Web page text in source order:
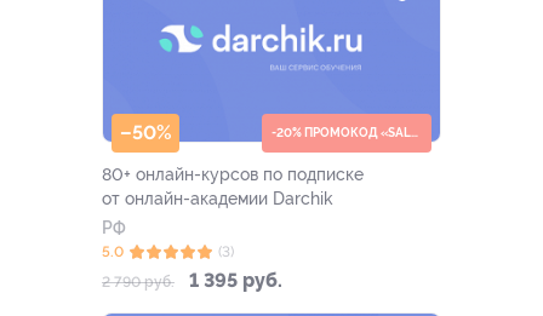
–50%
80+ онлайн-курсов по подписке
от онлайн-академии Darchik
РФ
2 790 руб. 1 395 руб.
5.0 (3)